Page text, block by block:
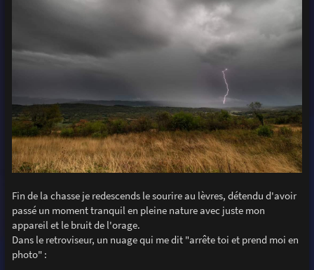
Fin de la chasse je redescends le sourire au lèvres, détendu d'avoir
passé un moment tranquil en pleine nature avec juste mon
appareil et le bruit de l'orage.
Dans le retroviseur, un nuage qui me dit "arrête toi et prend moi en
photo" :